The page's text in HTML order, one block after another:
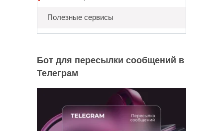
Полезные сервисы
Бот для пересылки сообщений в
Телеграм